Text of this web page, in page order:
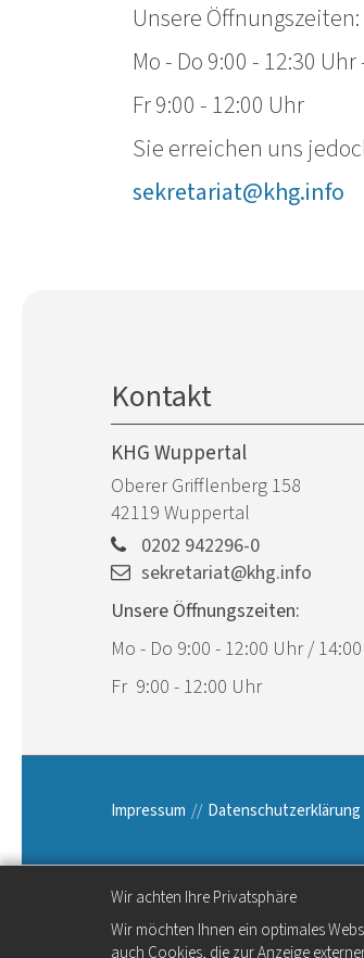
Wir achten Ihre Privatsphäre
Wir möchten Ihnen ein optimales
auch Cookies, die zur Anzeige
Unsere Öffnungszeiten:
Mo - Do 9:00 - 12:30
Fr 9:00 - 12:00 Uhr
Sie erreichen uns
sekretariat@khg.info
Kontakt
KHG Wuppertal
Oberer Grifflenberg 158
42119 Wuppertal
0202 942296-0
sekretariat@khg.info
Unsere Öffnungszeiten:
Mo - Do 9:00 - 12:00 Uhr /
Fr 9:00 - 12:00 Uhr
Impressum Datenschutzerklärung